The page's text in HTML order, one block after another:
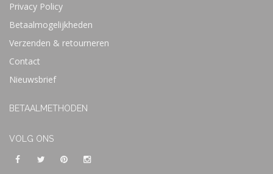
Privacy Policy
Betaalmogelijkheden
Verzenden & retourneren
Contact
Nieuwsbrief
BETAALMETHODEN
VOLG ONS